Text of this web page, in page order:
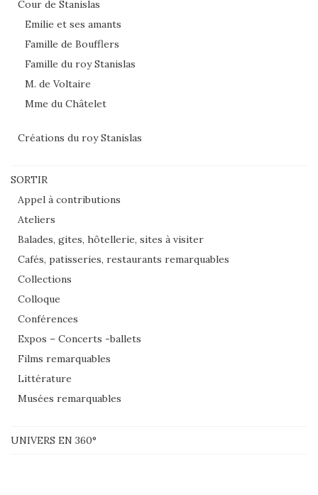
Cour de Stanislas
Emilie et ses amants
Famille de Boufflers
Famille du roy Stanislas
M. de Voltaire
Mme du Châtelet
Créations du roy Stanislas
SORTIR
Appel à contributions
Ateliers
Balades, gites, hôtellerie, sites à visiter
Cafés, patisseries, restaurants remarquables
Collections
Colloque
Conférences
Expos – Concerts -ballets
Films remarquables
Littérature
Musées remarquables
UNIVERS EN 360°